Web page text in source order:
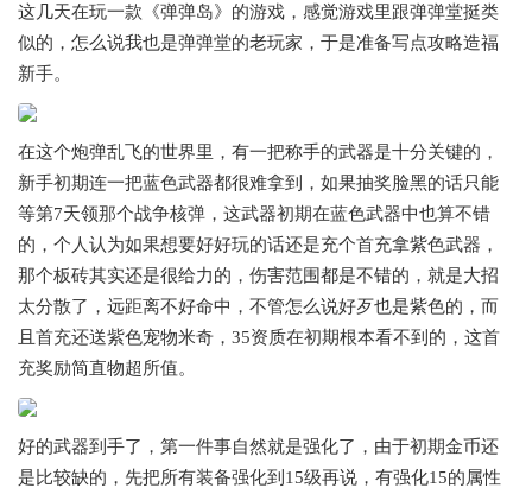
这几天在玩一款《弹弹岛》的游戏，感觉游戏里跟弹弹堂挺类
似的，怎么说我也是弹弹堂的老玩家，于是准备写点攻略造福
新手。
在这个炮弹乱飞的世界里，有一把称手的武器是十分关键的，
新手初期连一把蓝色武器都很难拿到，如果抽奖脸黑的话只能
等第7天领那个战争核弹，这武器初期在蓝色武器中也算不错
的，个人认为如果想要好好玩的话还是充个首充拿紫色武器，
那个板砖其实还是很给力的，伤害范围都是不错的，就是大招
太分散了，远距离不好命中，不管怎么说好歹也是紫色的，而
且首充还送紫色宠物米奇，35资质在初期根本看不到的，这首
充奖励简直物超所值。
好的武器到手了，第一件事自然就是强化了，由于初期金币还
是比较缺的，先把所有装备强化到15级再说，有强化15的属性